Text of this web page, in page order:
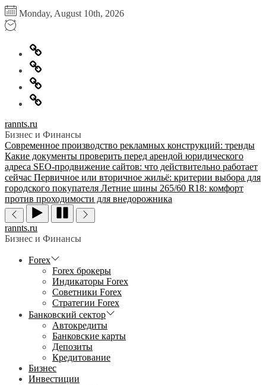
Перейти
к
содержимому
Monday, August 10th, 2026
Главная
Информация
для
правообладателей
Обратная
связь
Политика
конфиденциальности
rannts.ru
Бизнес и Финансы
Современное производство рекламных конструкций: тренды
Какие документы проверить перед арендой юридического
адреса SEO-продвижение сайтов: что действительно работает
сейчас Первичное или вторичное жильё: критерии выбора для
городского покупателя Летние шины 265/60 R18: комфорт
против проходимости для внедорожника
rannts.ru
Бизнес и Финансы
Forex
Forex брокеры
Индикаторы Forex
Советники Forex
Стратегии Forex
Банковский сектор
Автокредиты
Банковские карты
Депозиты
Кредитование
Бизнес
Инвестиции